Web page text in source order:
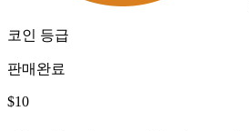
코인 등급
판매완료
$10